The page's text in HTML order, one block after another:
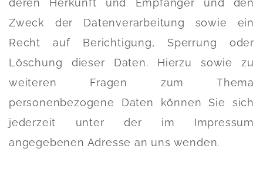
deren Herkunft und Empfänger und den
Zweck der Datenverarbeitung sowie ein
Recht auf Berichtigung, Sperrung oder
Löschung dieser Daten. Hierzu sowie zu
weiteren Fragen zum Thema
personenbezogene Daten können Sie sich
jederzeit unter der im Impressum
angegebenen Adresse an uns wenden.